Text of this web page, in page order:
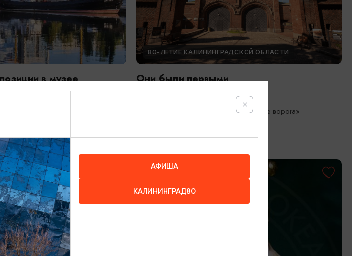
в музее
80-ЛЕТИЕ КАЛИНИНГРАДСКОЙ ОБЛАСТИ
Они были первыми
Калининград, Музей «Фридландские ворота»
АФИША
КАЛИНИНГРАД80